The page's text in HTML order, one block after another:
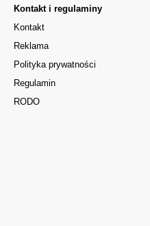
Kontakt i regulaminy
Kontakt
Reklama
Polityka prywatności
Regulamin
RODO